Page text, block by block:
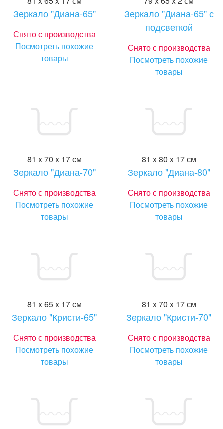
Зеркало "Диана-65"
Снято с производства
Посмотреть похожие
товары
Зеркало "Диана-65" с
подсветкой
Снято с производства
Посмотреть похожие
товары
81 x 70 x 17 см
Зеркало "Диана-70"
Снято с производства
Посмотреть похожие
товары
81 x 80 x 17 см
Зеркало "Диана-80"
Снято с производства
Посмотреть похожие
товары
81 x 65 x 17 см
Зеркало "Кристи-65"
Снято с производства
Посмотреть похожие
товары
81 x 70 x 17 см
Зеркало "Кристи-70"
Снято с производства
Посмотреть похожие
товары